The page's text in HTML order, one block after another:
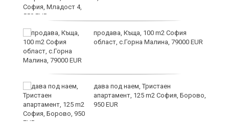
продава, Къща, 100 m2 София
област, с.Горна Малина, 79000 EUR
дава под наем, Тристаен
апартамент, 125 m2 София, Борово,
950 EUR